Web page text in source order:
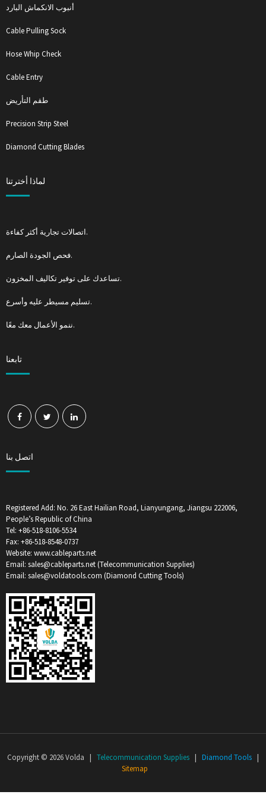
أنبوب الانكماش البارد
Cable Pulling Sock
Hose Whip Check
Cable Entry
طقم التأريض
Precision Strip Steel
Diamond Cutting Blades
لماذا أخترتنا
اتصالات تجارية أكثر كفاءة.
فحص الجودة الصارم.
تساعدك على توفير تكاليف المخزون.
تسليم مسيطر عليه وأسرع.
ننمو الأعمال معك معًا.
تابعنا
اتصل بنا
Registered Add: No. 26 East Hailian Road, Lianyungang, Jiangsu 222006,
People’s Republic of China
Tel: +86-518-8106-5534
Fax: +86-518-8548-0737
Website: www.cableparts.net
Email: sales@cableparts.net (Telecommunication Supplies)
Email: sales@voldatools.com (Diamond Cutting Tools)
Copyright © 2026 Volda | Telecommunication Supplies | Diamond Tools |
Sitemap